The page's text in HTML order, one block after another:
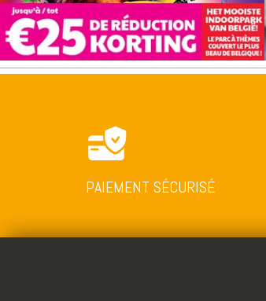
PAIEMENT SÉCURISÉ